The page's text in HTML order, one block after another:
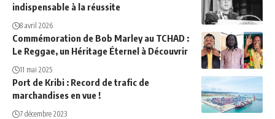
indispensable à la réussite
8 avril 2026
Commémoration de Bob Marley au TCHAD :
Le Reggae, un Héritage Éternel à Découvrir
11 mai 2025
Port de Kribi : Record de trafic de
marchandises en vue !
7 décembre 2023